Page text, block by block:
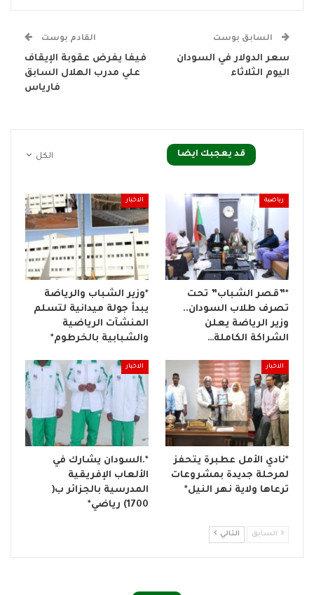
السابق بوست
سعر الدولار في السودان
اليوم الثلاثاء
القادم بوست
فيفا يفرض عقوبة الإيقاف
علي مدرب الهلال السابق
فارياس
الكل قد يعجبك ايضا
رياضية
*​”قصر الشباب” تحت
تصرف طلاب السودان..
وزير الرياضة يعلن
الشراكة الكاملة…
الاخبار
*وزير الشباب والرياضة
يبدأ جولة ميدانية لتسلم
المنشآت الرياضية
والشبابية بالخرطوم*
الاخبار
*نادي الأمل عطبرة يتحفز
لمرحلة جديدة بمشروعات
ترعاها ولاية نهر النيل*
الاخبار
*.السودان يشارك في
الألعاب الإفريقية
المدرسية بالجزائر ب(
1700) رياضي*
السابق التالي